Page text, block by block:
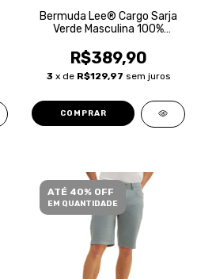
Bermuda Lee® Cargo Sarja
Verde Masculina 100%
R$389,90
3 x de R$129,97 sem juros
COMPRAR
ATÉ 40% OFF
EM QUANTIDADE